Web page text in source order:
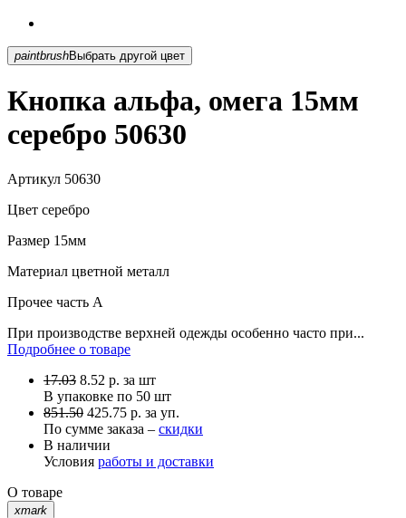
paintbrush Выбрать другой цвет
Кнопка альфа, омега 15мм
серебро 50630
Артикул 50630
Цвет серебро
Размер 15мм
Материал цветной металл
Прочее часть A
При производстве верхней одежды особенно часто при...
Подробнее о товаре
17.03 8.52 р. за шт
В упаковке по 50 шт
851.50 425.75 р. за уп.
По сумме заказа – скидки
В наличии
Условия работы и доставки
О товаре
xmark